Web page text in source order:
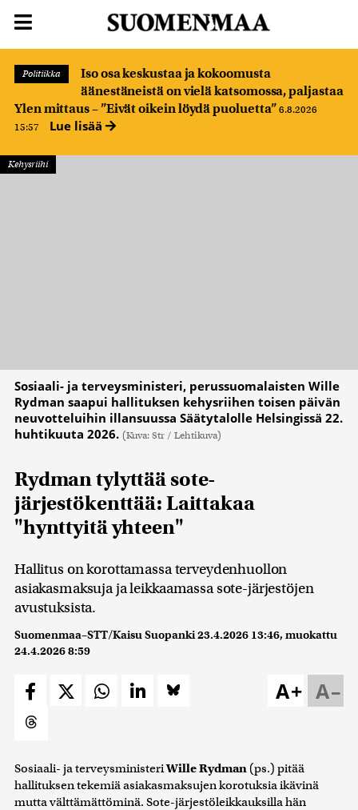
Politiikka
Iso osa keskustaa ja kokoomusta
äänestäneistä on vielä katsomossa, paljastaa
Ylen mittaus – ”Eivät oikein löydä puoluetta” 6.8.2026
15:57
Lue lisää
Kehysriihi
Sosiaali- ja terveysministeri, perussuomalaisten Wille
Rydman saapui hallituksen kehysriihen toisen päivän
neuvotteluihin illansuussa Säätytalolle Helsingissä 22.
huhtikuuta 2026. (Kuva: Str / Lehtikuva)
Rydman tylyttää sote-
järjestökenttää: Laittakaa
"hynttyitä yhteen"
Hallitus on korottamassa terveydenhuollon
asiakasmaksuja ja leikkaamassa sote-järjestöjen
avustuksista.
Suomenmaa–STT/Kaisu Suopanki23.4.2026 13:46, muokattu
24.4.2026 8:59
A–
A+
Sosiaali- ja terveysministeriWille Rydman (ps.) pitää
hallituksen tekemiä asiakasmaksujen korotuksia ikävinä
mutta välttämättöminä. Sote-järjestöleikkauksilla hän